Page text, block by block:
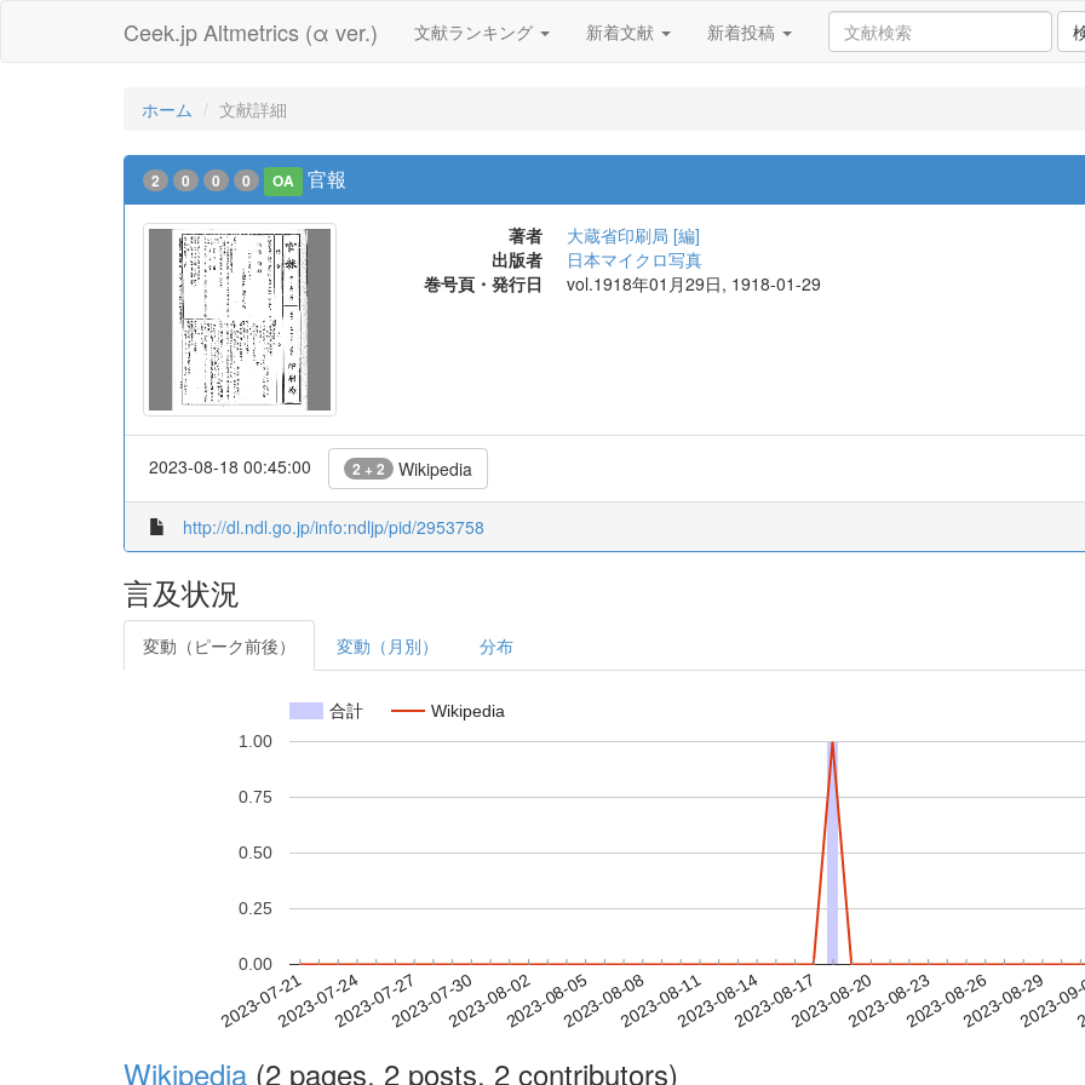
Ceek.jp Altmetrics (α ver.) 文献ランキング 新着文献 新着投稿
ホーム 文献詳細
2 0 0 0 OA 官報
著者
大蔵省印刷局 [編]
出版者
日本マイクロ写真
巻号頁・発行日
vol.1918年01月29日, 1918-01-29
2023-08-18 00:45:00 2 + 2 Wikipedia
http://dl.ndl.go.jp/info:ndljp/pid/2953758
言及状況
変動（ピーク前後） 変動（月別） 分布
合計 Wikipedia
2023-07-212023-07-242023-07-272023-07-302023-08-022023-08-052023-08-082023-08-112023-08-142023-08-172023-08-202023-08-232023-08-262023-08-29
2023-
0.00
0.25
0.50
0.75
1.00
Wikipedia (2 pages, 2 posts, 2 contributors)